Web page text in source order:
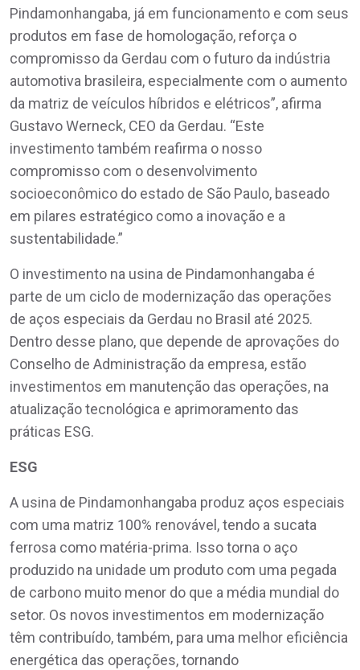
Pindamonhangaba, já em funcionamento e com seus
produtos em fase de homologação, reforça o
compromisso da Gerdau com o futuro da indústria
automotiva brasileira, especialmente com o aumento
da matriz de veículos híbridos e elétricos”, afirma
Gustavo Werneck, CEO da Gerdau. “Este
investimento também reafirma o nosso
compromisso com o desenvolvimento
socioeconômico do estado de São Paulo, baseado
em pilares estratégico como a inovação e a
sustentabilidade.”
O investimento na usina de Pindamonhangaba é
parte de um ciclo de modernização das operações
de aços especiais da Gerdau no Brasil até 2025.
Dentro desse plano, que depende de aprovações do
Conselho de Administração da empresa, estão
investimentos em manutenção das operações, na
atualização tecnológica e aprimoramento das
práticas ESG.
ESG
A usina de Pindamonhangaba produz aços especiais
com uma matriz 100% renovável, tendo a sucata
ferrosa como matéria-prima. Isso torna o aço
produzido na unidade um produto com uma pegada
de carbono muito menor do que a média mundial do
setor. Os novos investimentos em modernização
têm contribuído, também, para uma melhor eficiência
energética das operações, tornando